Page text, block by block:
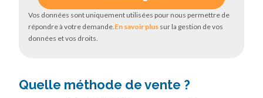
Vos données sont uniquement utilisées pour nous permettre de
répondre à votre demande.En savoir plus sur la gestion de vos
données et vos droits.
Quelle méthode de vente ?